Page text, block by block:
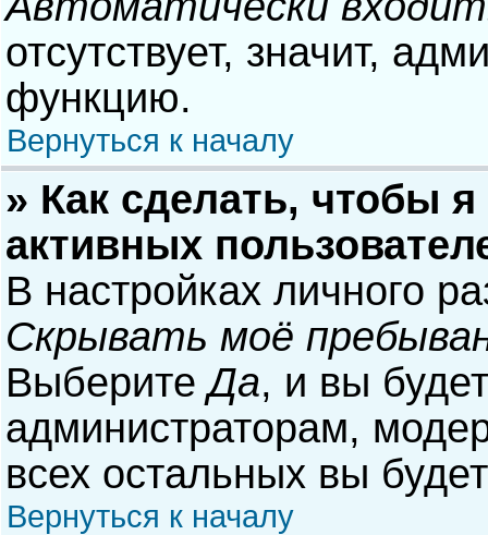
отсутствует, значит,
функцию.
Вернуться к началу
» Как сделать, чтобы
активных
В настройках личного
Скрывать моё
ВыберитеДа, и вы
администраторам,
всех остальных вы
Вернуться к началу